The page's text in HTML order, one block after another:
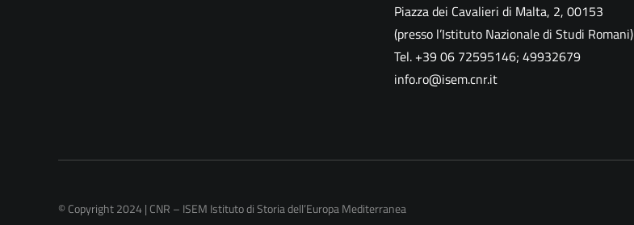
Piazza dei Cavalieri di Malta, 2, 00153
(presso l’Istituto Nazionale di Studi Romani)
Tel. +39 06 72595146; 49932679
info.ro@isem.cnr.it
© Copyright 2024 | CNR – ISEM Istituto di Storia dell’Europa Mediterranea